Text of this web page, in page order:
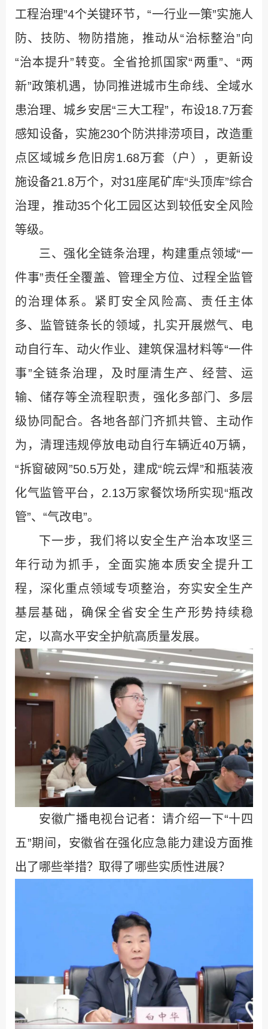
工程治理”4个关键环节，“一行业一策”实施人
防、技防、物防措施，推动从“治标整治”向
“治本提升”转变。全省抢抓国家“两重”、“两
新”政策机遇，协同推进城市生命线、全域水
患治理、城乡安居“三大工程”，布设18.7万套
感知设备，实施230个防洪排涝项目，改造重
点区域城乡危旧房1.68万套（户），更新设
施设备21.8万个，对31座尾矿库“头顶库”综合
治理，推动35个化工园区达到较低安全风险
等级。
三、强化全链条治理，构建重点领域“一
件事”责任全覆盖、管理全方位、过程全监管
的治理体系。紧盯安全风险高、责任主体
多、监管链条长的领域，扎实开展燃气、电
动自行车、动火作业、建筑保温材料等“一件
事”全链条治理，及时厘清生产、经营、运
输、储存等全流程职责，强化多部门、多层
级协同配合。各地各部门齐抓共管、主动作
为，清理违规停放电动自行车辆近40万辆，
“拆窗破网”50.5万处，建成“皖云焊”和瓶装液
化气监管平台，2.13万家餐饮场所实现“瓶改
管”、“气改电”。
下一步，我们将以安全生产治本攻坚三
年行动为抓手，全面实施本质安全提升工
程，深化重点领域专项整治，夯实安全生产
基层基础，确保全省安全生产形势持续稳
定，以高水平安全护航高质量发展。
安徽广播电视台记者：请介绍一下“十四
五”期间，安徽省在强化应急能力建设方面推
出了哪些举措？取得了哪些实质性进展？